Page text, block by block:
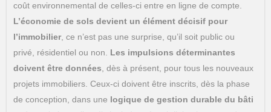
coût environnemental de celles-ci entre en ligne de compte.
L’économie de sols devient un élément décisif pour
l’immobilier, ce n’est pas une surprise, qu’il soit public ou
privé, résidentiel ou non.
Les impulsions déterminantes
doivent être données , dès à présent, pour tous les nouveaux
projets immobiliers. Ceux-ci doivent être inscrits, dès la phase
de conception, dans une logique de gestion durable du bâti